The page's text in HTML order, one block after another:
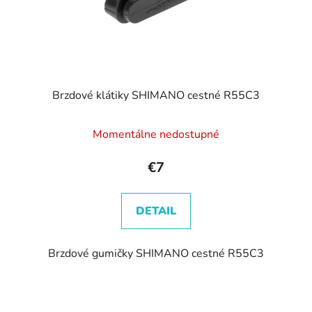
Brzdové klátiky SHIMANO cestné R55C3
Momentálne nedostupné
€7
DETAIL
Brzdové gumičky SHIMANO cestné R55C3